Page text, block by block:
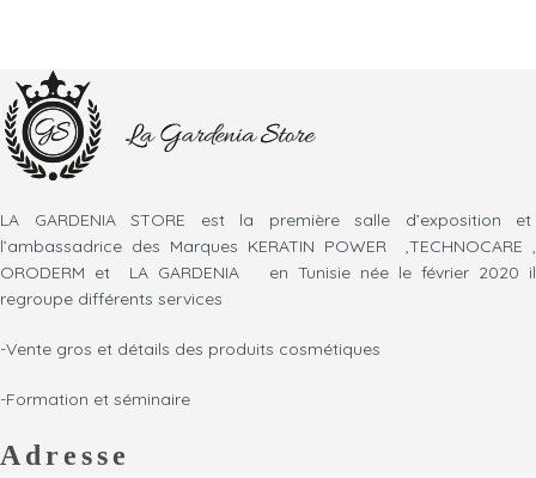
LA GARDENIA STORE est la première salle d’exposition et
l’ambassadrice des Marques KERATIN POWER ,TECHNOCARE ,
ORODERM et LA GARDENIA en Tunisie née le février 2020 il
regroupe différents services
-Vente gros et détails des produits cosmétiques
-Formation et séminaire
Adresse